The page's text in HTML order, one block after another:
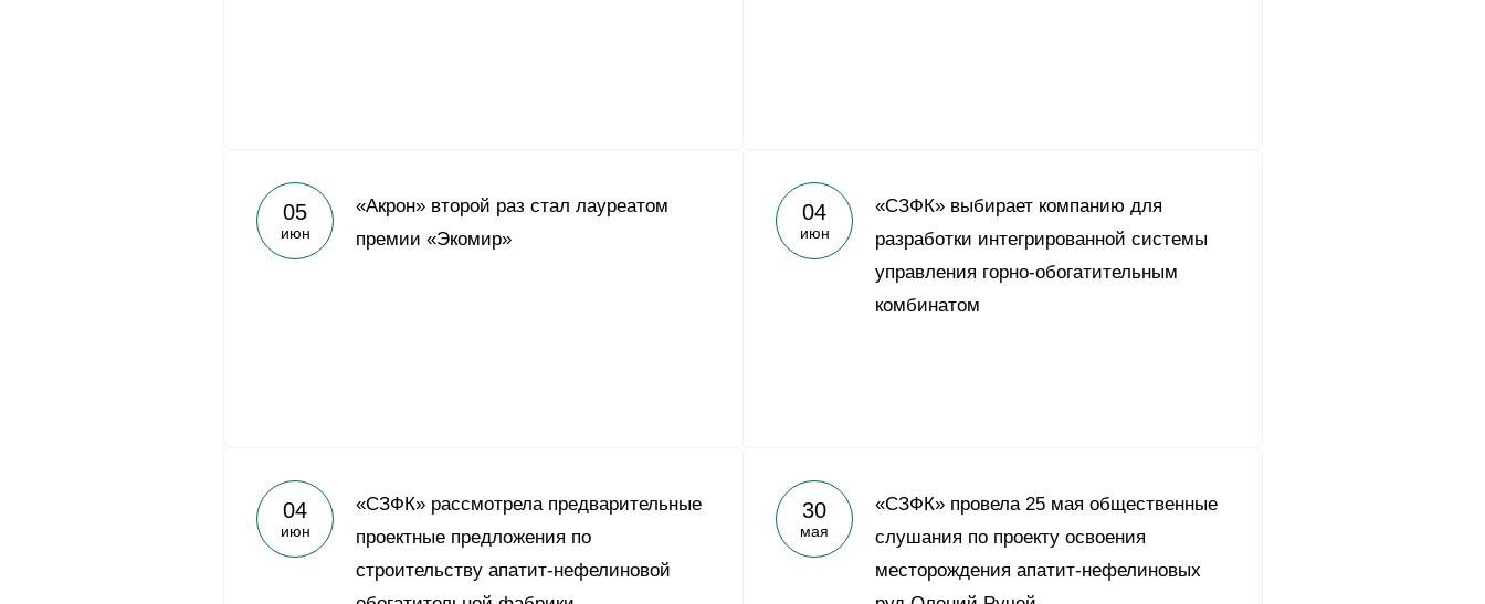
05
июн
«Акрон» второй раз стал лауреатом
премии «Экомир»
04
июн
«СЗФК» выбирает компанию для
разработки интегрированной системы
управления горно-обогатительным
комбинатом
04
июн
«СЗФК» рассмотрела предварительные
проектные предложения по
строительству апатит-нефелиновой
30
мая
«СЗФК» провела 25 мая общественные
слушания по проекту освоения
месторождения апатит-нефелиновых